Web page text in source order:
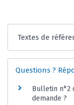
Textes de
Questions ?
Bulletin n°2
demande ?